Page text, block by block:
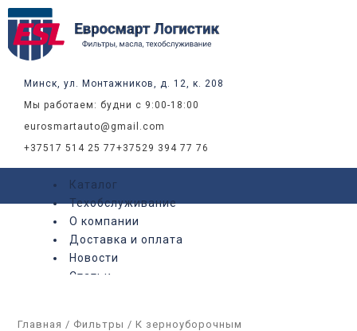
Перейти
содержимому
Минск, ул. Монтажников, д. 12, к. 208
Мы работаем: будни с 9:00-18:00
eurosmartauto@gmail.com
+37517 514 25 77+37529 394 77 76
Каталог
Техобслуживание
О компании
Доставка и оплата
Новости
Статьи
Главная / Фильтры / К зерноуборочным